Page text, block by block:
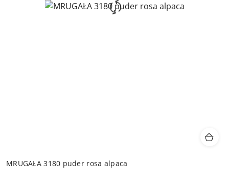
MRUGAŁA 3180 puder rosa alpaca